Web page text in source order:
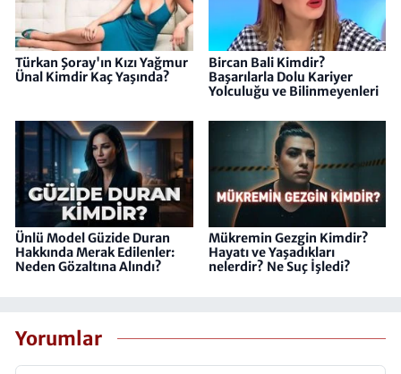
Türkan Şoray'ın Kızı Yağmur
Ünal Kimdir Kaç Yaşında?
Bircan Bali Kimdir?
Başarılarla Dolu Kariyer
Yolculuğu ve Bilinmeyenleri
Ünlü Model Güzide Duran
Hakkında Merak Edilenler:
Neden Gözaltına Alındı?
Mükremin Gezgin Kimdir?
Hayatı ve Yaşadıkları
nelerdir? Ne Suç İşledi?
Yorumlar